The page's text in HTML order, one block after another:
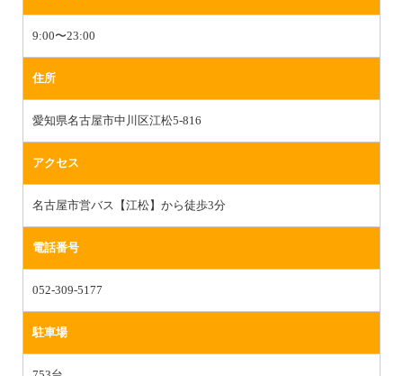
9:00〜23:00
住所
愛知県名古屋市中川区江松5-816
アクセス
名古屋市営バス【江松】から徒歩3分
電話番号
052-309-5177
駐車場